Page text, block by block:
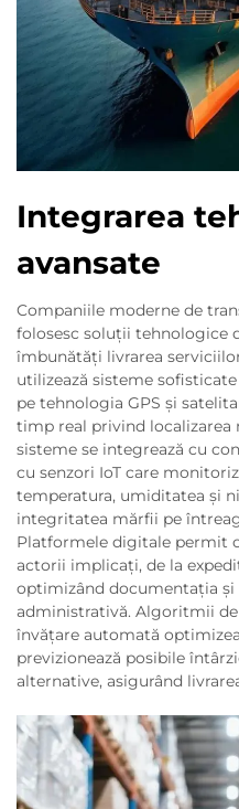
Integrarea
avansate
Companiile moderne de
folosesc soluții tehnologice
îmbunătăți livrarea
utilizează sisteme
pe tehnologia GPS și
timp real privind localizarea
sisteme se integrează cu
cu senzori IoT care
temperatura, umiditatea și
integritatea mărfii pe
Platformele digitale permit
actorii implicați, de la
optimizând documentația și
administrativă. Algoritmii
învățare automată
previzionează posibile
alternative, asigurând